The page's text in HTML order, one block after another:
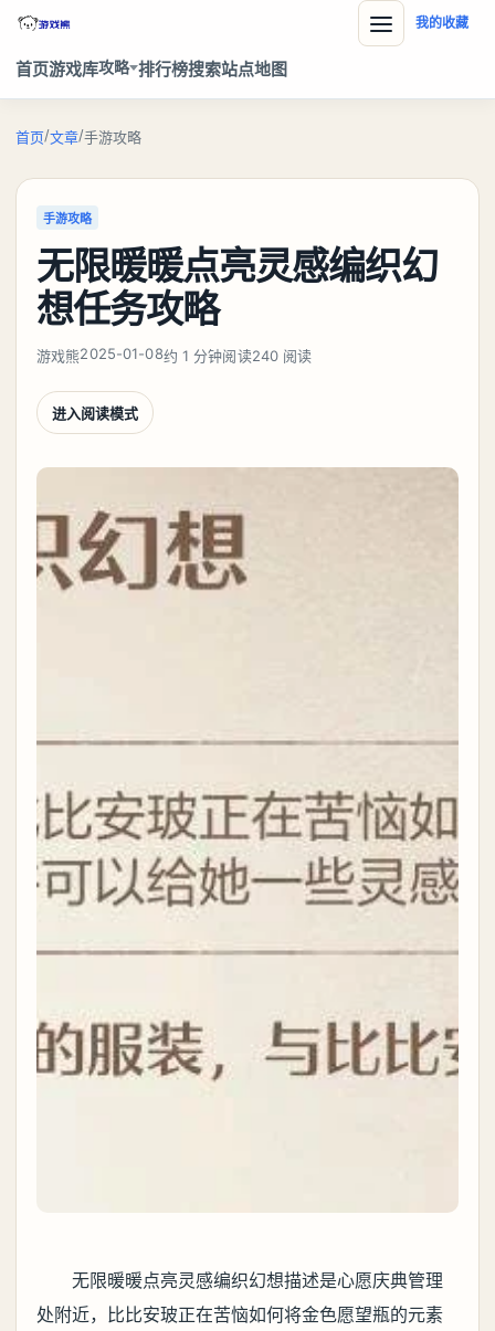
首页游戏库攻略 排行榜搜索站点地图
我的收藏
首页/文章/手游攻略
手游攻略
无限暖暖点亮灵感编织幻
想任务攻略
游戏熊2025-01-08约 1 分钟阅读240 阅读
进入阅读模式
无限暖暖点亮灵感编织幻想描述是心愿庆典管理
处附近，比比安玻正在苦恼如何将金色愿望瓶的元素